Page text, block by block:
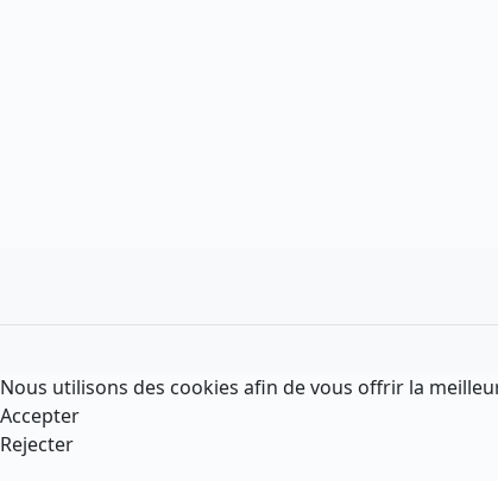
Nous utilisons des cookies afin de vous offrir la
Accepter
Rejecter